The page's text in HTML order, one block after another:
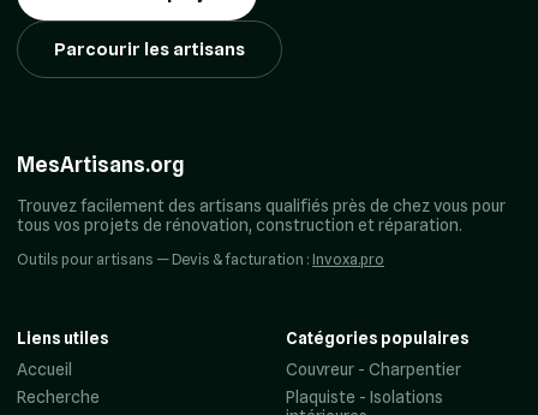
Parcourir les artisans
MesArtisans.org
Trouvez facilement des artisans qualifiés près de chez vous pour
tous vos projets de rénovation, construction et réparation.
Outils pour artisans — Devis & facturation : Invoxa.pro
Liens utiles
Accueil
Recherche
Catégories populaires
Couvreur - Charpentier
Plaquiste - Isolations